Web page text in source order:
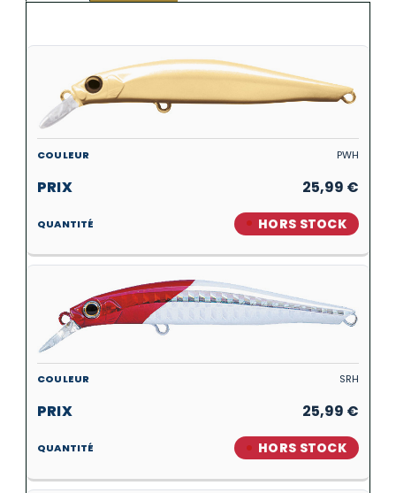
PWH
25,99 €
HORS STOCK
SRH
25,99 €
HORS STOCK